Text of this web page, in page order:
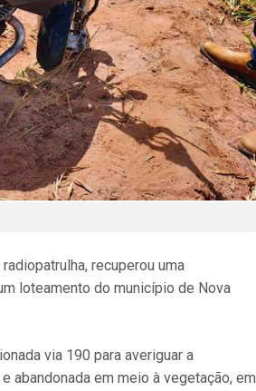
recuperou uma
loteamento do município de Nova
via 190 para averiguar a
abandonada em meio à vegetação, em